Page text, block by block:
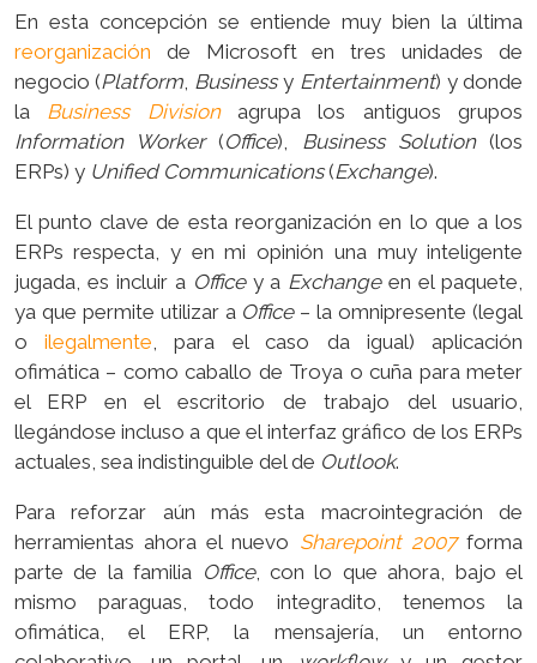
En esta concepción se entiende muy bien la última
reorganización de Microsoft en tres unidades de
negocio (Platform Businessy Entertainment) y donde
la Business Divisionagrupa los antiguos grupos
Information Worker(Office), Business Solution(los
ERPs) y Unified Communications(Exchange).
El punto clave de esta reorganización en lo que a los
ERPs respecta, y en mi opinión una muy inteligente
jugada, es incluir a Office y a Exchangeen el paquete,
ya que permite utilizar a Office – la omnipresente (legal
oilegalmente , para el caso da igual) aplicación
ofimática – como caballo de Troya o cuña para meter
el ERP en el escritorio de trabajo del usuario,
llegándose incluso a que el interfaz gráfico de los ERPs
actuales, sea indistinguible del de Outlook.
Para reforzar aún más esta macrointegración de
herramientas ahora el nuevo Sharepoint 2007forma
parte de la familia Office, con lo que ahora, bajo el
mismo paraguas, todo integradito, tenemos la
ofimática, el ERP, la mensajería, un entorno